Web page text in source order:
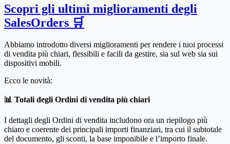
Scopri gli ultimi miglioramenti degli
SalesOrders 🛒
Abbiamo introdotto diversi miglioramenti per rendere i tuoi processi
di vendita più chiari, flessibili e facili da gestire, sia sul web sia sui
dispositivi mobili.
Ecco le novità:
📊 Totali degli Ordini di vendita più chiari
I dettagli degli Ordini di vendita includono ora un riepilogo più
chiaro e coerente dei principali importi finanziari, tra cui il subtotale
del documento, gli sconti, la base imponibile e l’importo finale.